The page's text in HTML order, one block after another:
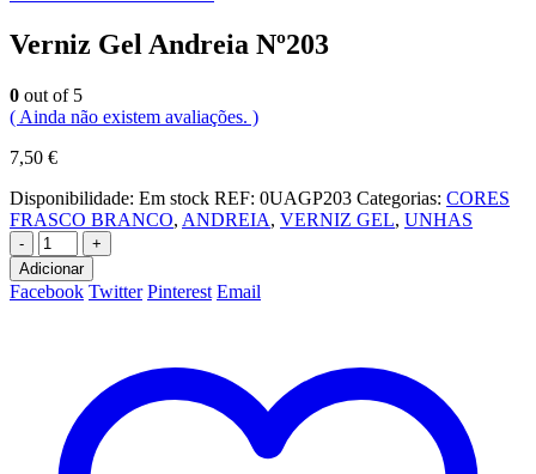
Verniz Gel Andreia Nº203
0 out of 5
( Ainda não existem avaliações. )
7,50 €
Disponibilidade: Em stock REF: 0UAGP203 Categorias: CORES
FRASCO BRANCO, ANDREIA, VERNIZ GEL, UNHAS
-
+
Adicionar
Facebook Twitter Pinterest Email